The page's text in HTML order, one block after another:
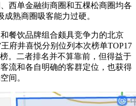
西单金融街商圈和五棵松商圈均各
熟商圈吸客能力过硬。
餐饮品牌组合颇具竞争力的北京
府井喜悦分别位列本次榜单TOP17
。二者排名并不算靠前，但得益于
流和各自明确的客群定位，也获得
间。